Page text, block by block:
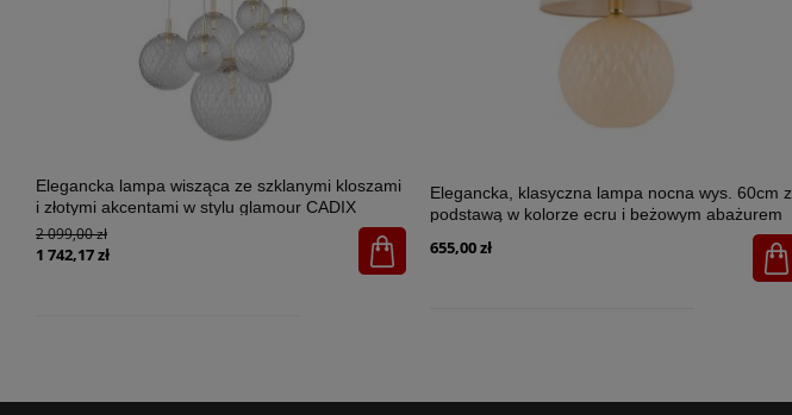
Elegancka lampa wisząca ze szklanymi kloszami
i złotymi akcentami w stylu glamour CADIX
GOLD 7xG9 - 4608
2 099,00 zł
1 742,17 zł
Elegancka, klasyczna lampa nocna wys. 60cm z
podstawą w kolorze ecru i beżowym abażurem
655,00 zł